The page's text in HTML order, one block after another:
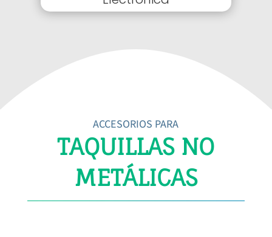
ACCESORIOS PARA
TAQUILLAS NO
METÁLICAS